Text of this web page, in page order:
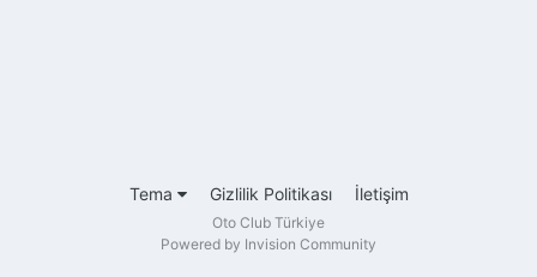
Tema Gizlilik Politikası İletişim
Oto Club Türkiye
Powered by Invision Community